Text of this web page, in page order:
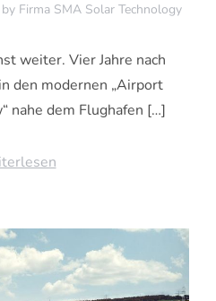
by Firma SMA Solar Technology
weiter. Vier Jahre nach
den modernen „Airport
nahe dem Flughafen […]